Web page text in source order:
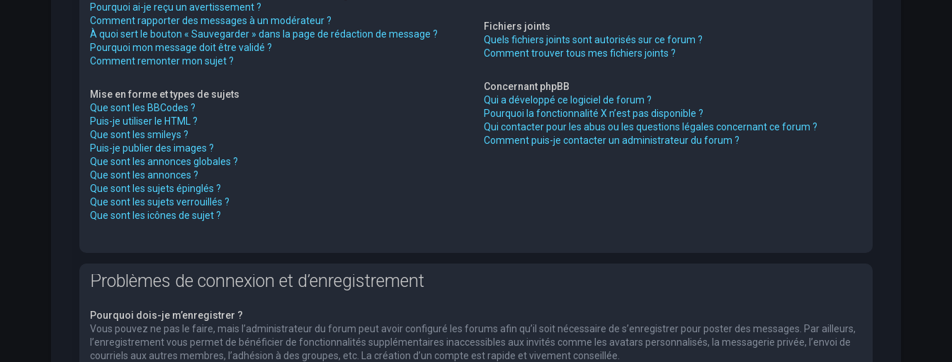
Pourquoi ai-je reçu un avertissement ?
Comment rapporter des messages à un modérateur ?
À quoi sert le bouton « Sauvegarder » dans la page de rédaction de message ?
Pourquoi mon message doit être validé ?
Comment remonter mon sujet ?
Mise en forme et types de sujets
Que sont les BBCodes ?
Puis-je utiliser le HTML ?
Que sont les smileys ?
Puis-je publier des images ?
Que sont les annonces globales ?
Que sont les annonces ?
Que sont les sujets épinglés ?
Que sont les sujets verrouillés ?
Que sont les icônes de sujet ?
Fichiers joints
Quels fichiers joints sont autorisés sur ce forum ?
Comment trouver tous mes fichiers joints ?
Concernant phpBB
Qui a développé ce logiciel de forum ?
Pourquoi la fonctionnalité X n’est pas disponible ?
Qui contacter pour les abus ou les questions légales concernant ce forum ?
Comment puis-je contacter un administrateur du forum ?
Problèmes de connexion et d’enregistrement
Pourquoi dois-je m’enregistrer ?
Vous pouvez ne pas le faire, mais l’administrateur du forum peut avoir configuré les forums afin qu’il soit nécessaire de s’enregistrer pour poster des messages. Par ailleurs,
l’enregistrement vous permet de bénéficier de fonctionnalités supplémentaires inaccessibles aux invités comme les avatars personnalisés, la messagerie privée, l’envoi de
courriels aux autres membres, l’adhésion à des groupes, etc. La création d’un compte est rapide et vivement conseillée.